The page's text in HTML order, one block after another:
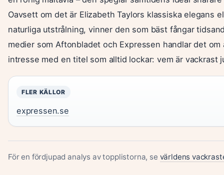
Oavsett om det är Elizabeth Taylors klassiska elegans
naturliga utstrålning, vinner den som bäst fångar
medier som Aftonbladet och Expressen handlar det om
intresse med en titel som alltid lockar: vem är vackrast
FLER KÄLLOR
expressen.se
För en fördjupad analys av topplistorna, se världens